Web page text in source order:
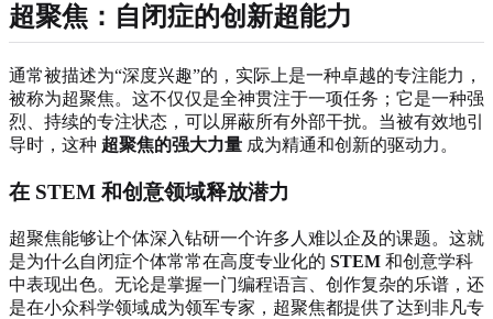
超聚焦：自闭症的创新超能力
通常被描述为“深度兴趣”的，实际上是一种卓越的专注能力，
被称为超聚焦。这不仅仅是全神贯注于一项任务；它是一种强
烈、持续的专注状态，可以屏蔽所有外部干扰。当被有效地引
导时，这种 超聚焦的强大力量 成为精通和创新的驱动力。
在 STEM 和创意领域释放潜力
超聚焦能够让个体深入钻研一个许多人难以企及的课题。这就
是为什么自闭症个体常常在高度专业化的 STEM 和创意学科
中表现出色。无论是掌握一门编程语言、创作复杂的乐谱，还
是在小众科学领域成为领军专家，超聚焦都提供了达到非凡专